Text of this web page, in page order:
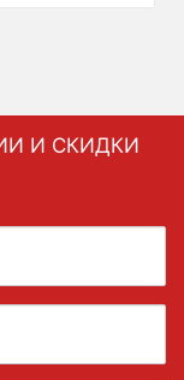
И СКИДКИ